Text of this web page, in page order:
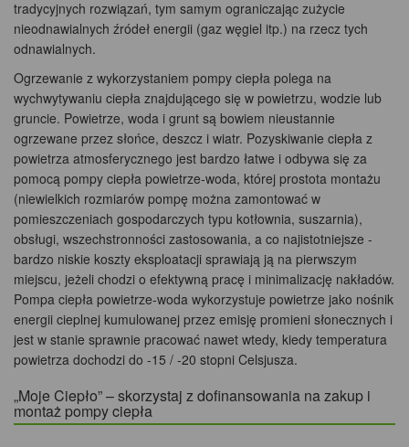
tradycyjnych rozwiązań, tym samym ograniczając zużycie
nieodnawialnych źródeł energii (gaz węgiel itp.) na rzecz tych
odnawialnych.
Ogrzewanie z wykorzystaniem pompy ciepła polega na
wychwytywaniu ciepła znajdującego się w powietrzu, wodzie lub
gruncie. Powietrze, woda i grunt są bowiem nieustannie
ogrzewane przez słońce, deszcz i wiatr. Pozyskiwanie ciepła z
powietrza atmosferycznego jest bardzo łatwe i odbywa się za
pomocą pompy ciepła powietrze-woda, której prostota montażu
(niewielkich rozmiarów pompę można zamontować w
pomieszczeniach gospodarczych typu kotłownia, suszarnia),
obsługi, wszechstronności zastosowania, a co najistotniejsze -
bardzo niskie koszty eksploatacji sprawiają ją na pierwszym
miejscu, jeżeli chodzi o efektywną pracę i minimalizację nakładów.
Pompa ciepła powietrze-woda wykorzystuje powietrze jako nośnik
energii cieplnej kumulowanej przez emisję promieni słonecznych i
jest w stanie sprawnie pracować nawet wtedy, kiedy temperatura
powietrza dochodzi do -15 / -20 stopni Celsjusza.
„Moje Ciepło” – skorzystaj z dofinansowania na zakup i
montaż pompy ciepła